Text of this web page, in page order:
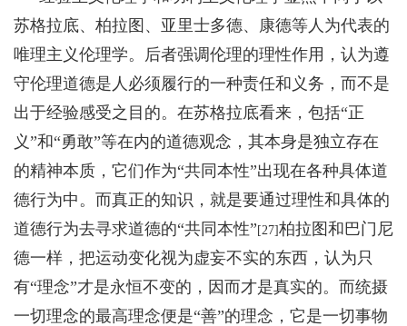
苏格拉底、柏拉图、亚里士多德、康德等人为代表的
唯理主义伦理学。后者强调伦理的理性作用，认为遵
守伦理道德是人必须履行的一种责任和义务，而不是
出于经验感受之目的。在苏格拉底看来，包括“正
义”和“勇敢”等在内的道德观念，其本身是独立存在
的精神本质，它们作为“共同本性”出现在各种具体道
德行为中。而真正的知识，就是要通过理性和具体的
道德行为去寻求道德的“共同本性” [27]柏拉图和巴门尼
德一样，把运动变化视为虚妄不实的东西，认为只
有“理念”才是永恒不变的，因而才是真实的。而统摄
一切理念的最高理念便是“善”的理念，它是一切事物